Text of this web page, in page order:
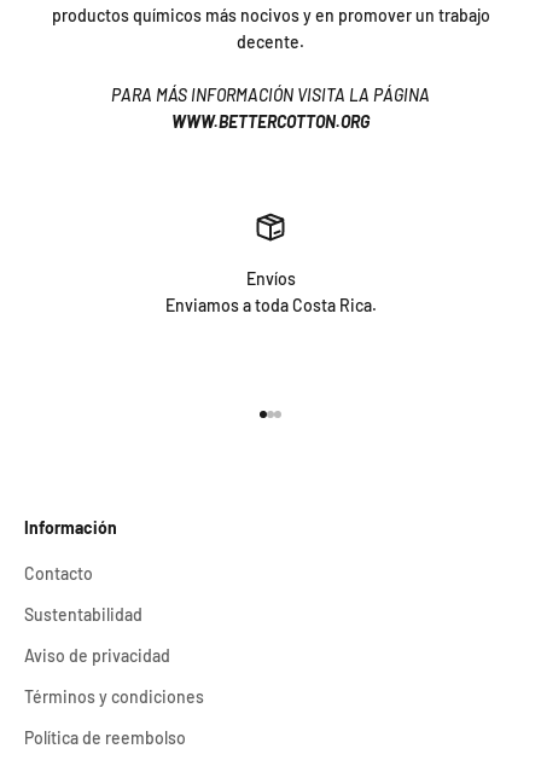
productos químicos más nocivos y en promover un trabajo
decente.
PARA MÁS INFORMACIÓN VISITA LA PÁGINA
WWW.BETTERCOTTON.ORG
Envíos
Enviamos a toda Costa Rica.
Información
Contacto
Sustentabilidad
Aviso de privacidad
Términos y condiciones
Política de reembolso